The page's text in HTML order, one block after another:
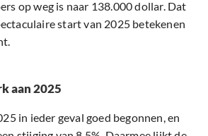
op weg is naar 138.000 dollar. Dat
start van 2025 betekenen
aan 2025
in ieder geval goed begonnen, en